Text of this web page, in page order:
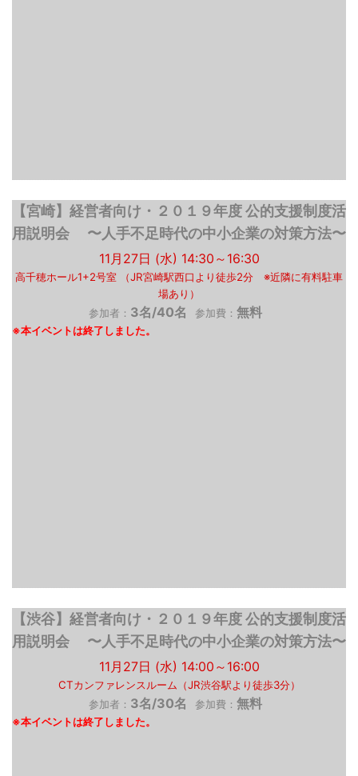
【宮崎】経営者向け・２０１９年度 公的支援制度活
用説明会 〜人手不足時代の中小企業の対策方法〜
11月27日 (水) 14:30～16:30
高千穂ホール1+2号室 （JR宮崎駅西口より徒歩2分 ※近隣に有料駐車
場あり）
参加者： 3名/40名 参加費： 無料
【渋谷】経営者向け・２０１９年度 公的支援制度活
用説明会 〜人手不足時代の中小企業の対策方法〜
11月27日 (水) 14:00～16:00
CTカンファレンスルーム（JR渋谷駅より徒歩3分）
参加者： 3名/30名 参加費： 無料